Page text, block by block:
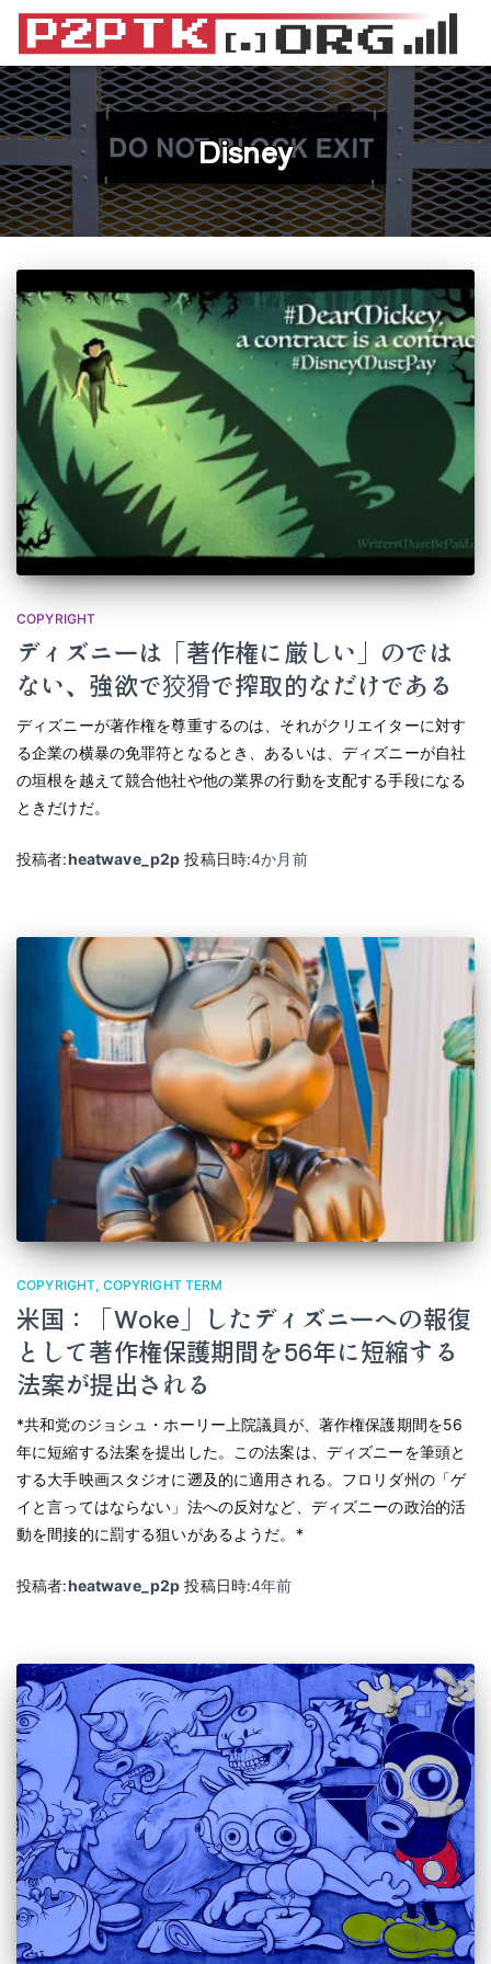
Disney
COPYRIGHT
ディズニーは「著作権に厳しい」のでは
ない、強欲で狡猾で搾取的なだけである
ディズニーが著作権を尊重するのは、それがクリエイターに対す
る企業の横暴の免罪符となるとき、あるいは、ディズニーが自社
の垣根を越えて競合他社や他の業界の行動を支配する手段になる
ときだけだ。
投稿者:heatwave_p2p 投稿日時:4か月 前
COPYRIGHT COPYRIGHT TERM
米国：「Woke」したディズニーへの報復
として著作権保護期間を56年に短縮する
法案が提出される
*共和党のジョシュ・ホーリー上院議員が、著作権保護期間を56
年に短縮する法案を提出した。この法案は、ディズニーを筆頭と
する大手映画スタジオに遡及的に適用される。フロリダ州の「ゲ
イと言ってはならない」法への反対など、ディズニーの政治的活
動を間接的に罰する狙いがあるようだ。*
投稿者:heatwave_p2p 投稿日時:4年前